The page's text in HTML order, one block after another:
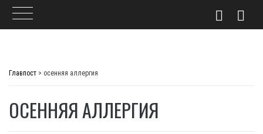
Главпост > осенняя аллергия
ОСЕННЯЯ АЛЛЕРГИЯ